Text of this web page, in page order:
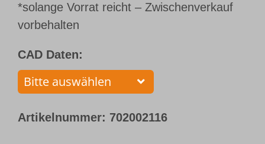
*solange Vorrat reicht – Zwischenverkauf
vorbehalten
CAD Daten:
Artikelnummer: 702002116